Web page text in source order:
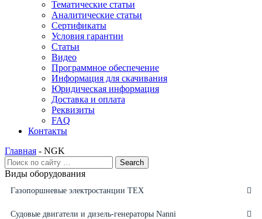
Тематические статьи
Аналитические статьи
Сертификаты
Условия гарантии
Статьи
Видео
Программное обеспечение
Информация для скачивания
Юридическая информация
Доставка и оплата
Реквизиты
FAQ
Контакты
Главная - NGK
Виды оборудования
Газопоршневые электростанции ТЕХ
Судовые двигатели и дизель-генераторы Nanni